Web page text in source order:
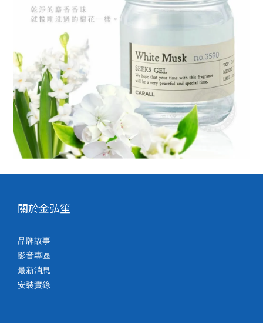
關於金弘笙
品牌故事
影音專區
最新消息
安裝實錄